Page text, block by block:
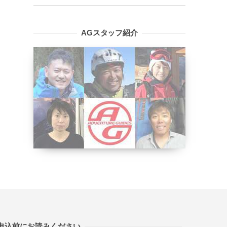
AGスタッフ紹介